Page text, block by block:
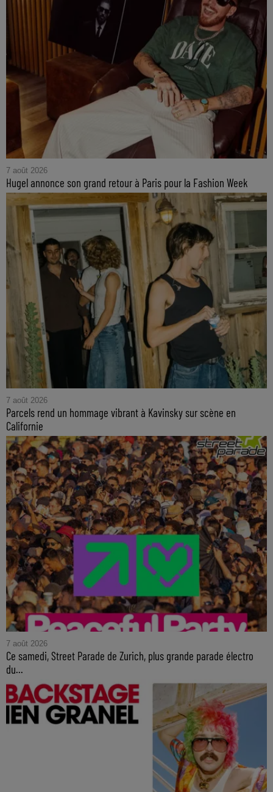
7 août 2026
Hugel annonce son grand retour à Paris pour la Fashion Week
7 août 2026
Parcels rend un hommage vibrant à Kavinsky sur scène en
Californie
7 août 2026
Ce samedi, Street Parade de Zurich, plus grande parade électro
du...